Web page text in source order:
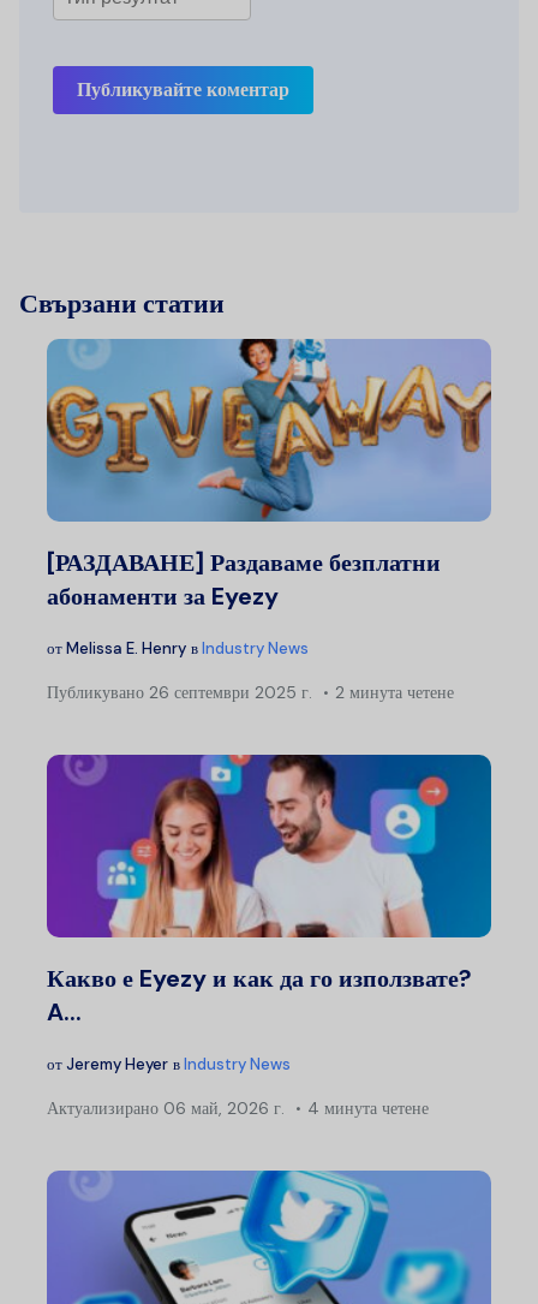
Публикувайте коментар
Свързани статии
[РАЗДАВАНЕ] Раздаваме безплатни
абонаменти за Eyezy
отMelissa E. Henry вIndustry News
Публикувано 26 септември 2025 г. 2 минута четене
Какво е Eyezy и как да го използвате?
A...
отJeremy Heyer вIndustry News
Актуализирано 06 май, 2026 г. 4 минута четене